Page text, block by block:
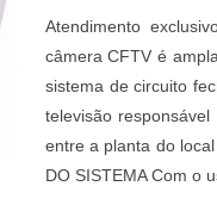
Atendimento
câmera CFTV é
sistema de circuito
televisão
entre a planta do
DO SISTEMA Com o